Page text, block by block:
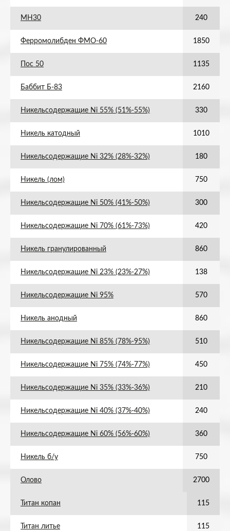
МН30 240
Ферромолибден ФМО-60 1850
Пос 50 1135
Баббит Б-83 2160
Никельсодержащие Ni 55% (51%-55%) 330
Никель катодный 1010
Никельсодержащие Ni 32% (28%-32%) 180
Никель (лом) 750
Никельсодержащие Ni 50% (41%-50%) 300
Никельсодержащие Ni 70% (61%-73%) 420
Никель гранулированный 860
Никельсодержащие Ni 23% (23%-27%) 138
Никельсодержащие Ni 95% 570
Никель анодный 860
Никельсодержащие Ni 85% (78%-95%) 510
Никельсодержащие Ni 75% (74%-77%) 450
Никельсодержащие Ni 35% (33%-36%) 210
Никельсодержащие Ni 40% (37%-40%) 240
Никельсодержащие Ni 60% (56%-60%) 360
Никель б/у 750
Олово 2700
Титан копан 115
Титан литье 115